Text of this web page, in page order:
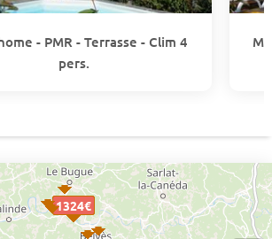
- PMR - Terrasse - Clim 4
pers.
499 €
1324€
499€
499€
1324€
499€
499€
1324€